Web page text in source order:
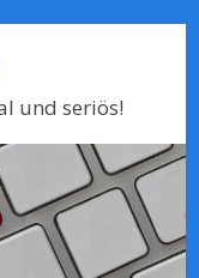
und seriös!